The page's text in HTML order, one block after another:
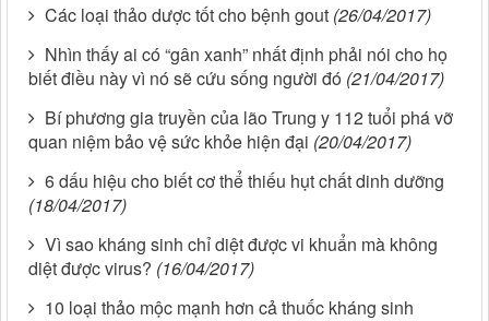
Các loại thảo dược tốt cho bệnh gout (26/04/2017)
Nhìn thấy ai có “gân xanh” nhất định phải nói cho họ
biết điều này vì nó sẽ cứu sống người đó (21/04/2017)
Bí phương gia truyền của lão Trung y 112 tuổi phá vỡ
quan niệm bảo vệ sức khỏe hiện đại (20/04/2017)
6 dấu hiệu cho biết cơ thể thiếu hụt chất dinh dưỡng
(18/04/2017)
Vì sao kháng sinh chỉ diệt được vi khuẩn mà không
diệt được virus? (16/04/2017)
10 loại thảo mộc mạnh hơn cả thuốc kháng sinh